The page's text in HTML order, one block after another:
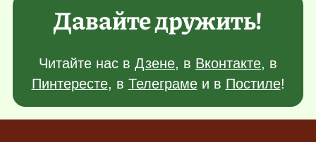
Давайте дружить!
Читайте нас в Дзене, в Вконтакте, в
Пинтересте, в Телеграмеи в Постиле!